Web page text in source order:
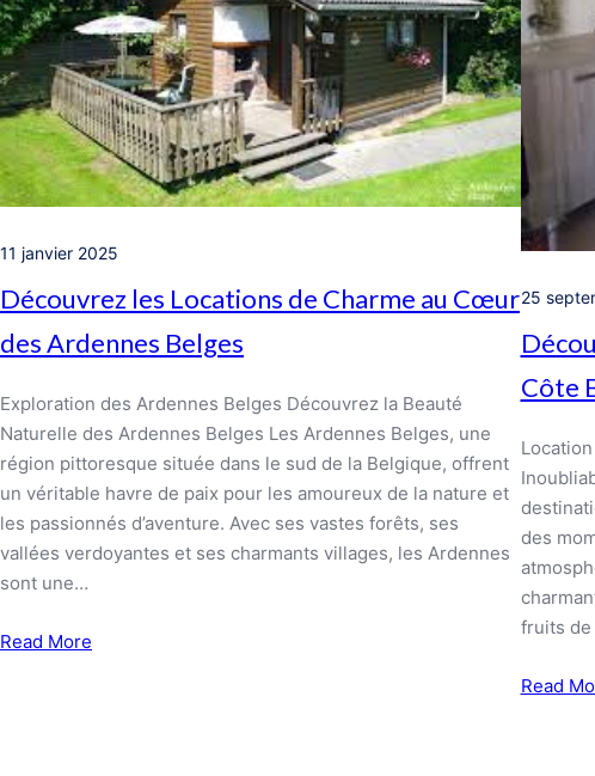
11 janvier 2025
Découvrez les Locations de Charme au Cœur
des Ardennes Belges
Exploration des Ardennes Belges Découvrez la Beauté
Naturelle des Ardennes Belges Les Ardennes Belges, une
région pittoresque située dans le sud de la Belgique, offrent
un véritable havre de paix pour les amoureux de la nature et
les passionnés d’aventure. Avec ses vastes forêts, ses
vallées verdoyantes et ses charmants villages, les Ardennes
sont une…
Read More
25
Côte
des
fruits
Read